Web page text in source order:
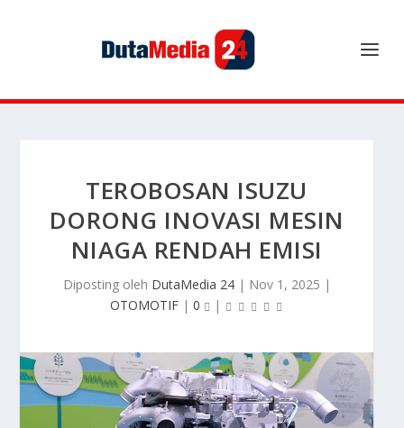
TEROBOSAN ISUZU
DORONG INOVASI MESIN
NIAGA RENDAH EMISI
Diposting oleh DutaMedia 24| Nov 1, 2025 |
OTOMOTIF| 0 |